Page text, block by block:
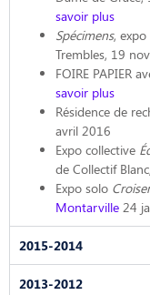
savoir plus
Spécimens,
Trembles, 19
FOIRE PAPIER
savoir plus
Résidence de
avril 2016
Expo collective
de Collectif
Expo solo
Montarville 24
2015-2014
2013-2012